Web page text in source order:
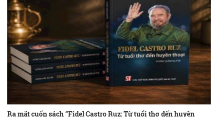
Ra mắt cuốn sách “Fidel Castro Ruz: Từ tuổi thơ đến huyền